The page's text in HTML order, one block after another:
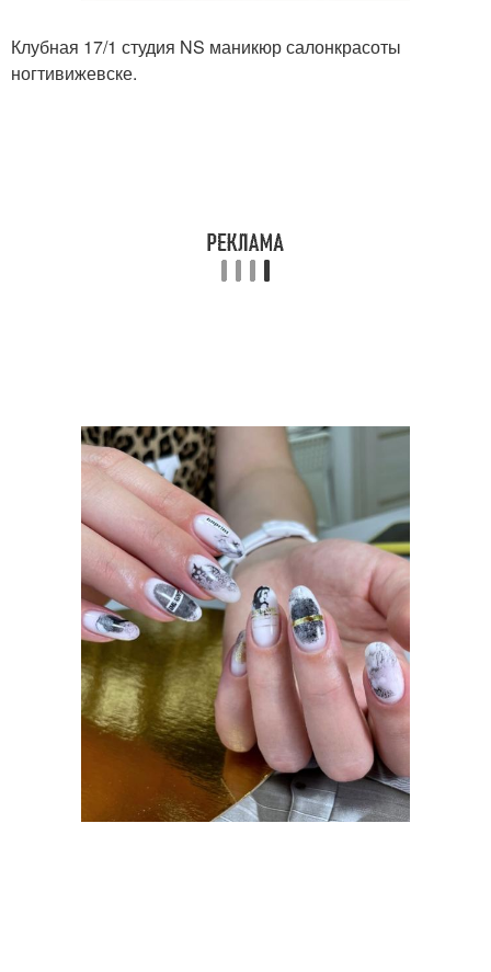
Клубная 17/1 студия NS маникюр салонкрасоты
ногтивижевске.